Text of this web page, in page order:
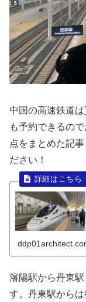
中国の高速鉄道は
も予約できるの
点をまとめた記
ださい！
瀋陽駅から丹東
す。丹東駅から